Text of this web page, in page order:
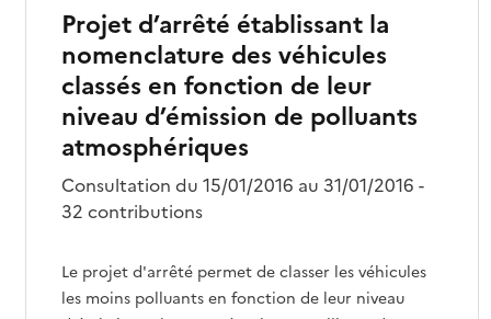
Projet d’arrêté établissant la
nomenclature des véhicules
classés en fonction de leur
niveau d’émission de polluants
atmosphériques
Consultation du 15/01/2016 au 31/01/2016 -
32 contributions
Le projet d'arrêté permet de classer les véhicules
les moins polluants en fonction de leur niveau